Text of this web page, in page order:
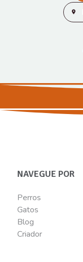
NAVEGUE POR
Perros
Gatos
Blog
Criador